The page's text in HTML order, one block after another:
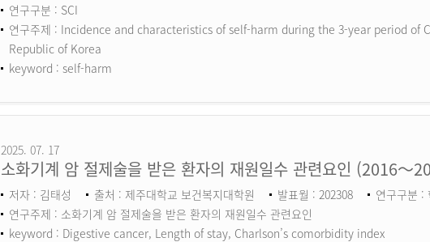
연구구분 : SCI
연구주제 : Incidence and characteristics of self-harm during the 3-year period of
Republic of Korea
keyword : self-harm
2025. 07. 17
소화기계 암 절제술을 받은 환자의 재원일수 관련요인 (2016～
저자 : 김태성 출처 : 제주대학교 보건복지대학원 발표월 : 202308
연구구분 :
연구주제 : 소화기계 암 절제술을 받은 환자의 재원일수 관련요인
keyword : Digestive cancer, Length of stay, Charlson’s comorbidity index